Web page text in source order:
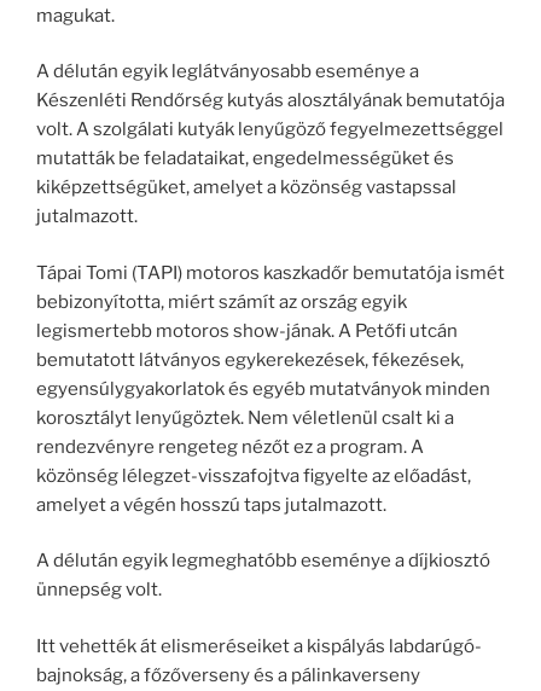
magukat.
A délután egyik leglátványosabb eseménye a
Készenléti Rendőrség kutyás alosztályának bemutatója
volt. A szolgálati kutyák lenyűgöző fegyelmezettséggel
mutatták be feladataikat, engedelmességüket és
kiképzettségüket, amelyet a közönség vastapssal
jutalmazott.
Tápai Tomi (TAPI) motoros kaszkadőr bemutatója ismét
bebizonyította, miért számít az ország egyik
legismertebb motoros show-jának. A Petőfi utcán
bemutatott látványos egykerekezések, fékezések,
egyensúlygyakorlatok és egyéb mutatványok minden
korosztályt lenyűgöztek. Nem véletlenül csalt ki a
rendezvényre rengeteg nézőt ez a program. A
közönség lélegzet-visszafojtva figyelte az előadást,
amelyet a végén hosszú taps jutalmazott.
A délután egyik legmeghatóbb eseménye a díjkiosztó
ünnepség volt.
Itt vehették át elismeréseiket a kispályás labdarúgó-
bajnokság, a főzőverseny és a pálinkaverseny